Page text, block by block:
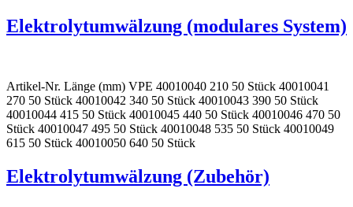
Elektrolytumwälzung (modulares System)
Artikel-Nr. Länge (mm) VPE 40010040 210 50 Stück 40010041
270 50 Stück 40010042 340 50 Stück 40010043 390 50 Stück
40010044 415 50 Stück 40010045 440 50 Stück 40010046 470 50
Stück 40010047 495 50 Stück 40010048 535 50 Stück 40010049
615 50 Stück 40010050 640 50 Stück
Elektrolytumwälzung (Zubehör)